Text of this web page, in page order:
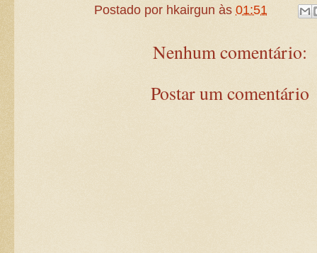
Postado por hkairgun às01:51
Nenhum comentário:
Postar um comentário